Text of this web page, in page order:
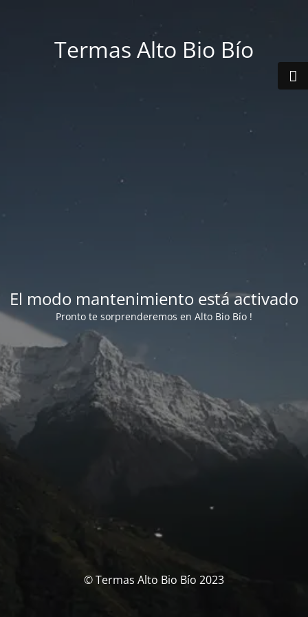
Termas Alto Bio Bío
El modo mantenimiento está activado
Pronto te sorprenderemos en Alto Bio Bío !
© Termas Alto Bio Bío 2023